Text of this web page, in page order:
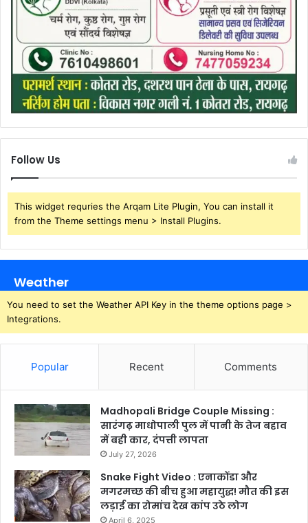
Follow Us
This widget requries the Arqam Lite Plugin, You can install it
from the Theme settings menu > Install Plugins.
Weather
You need to set the Weather API Key in the theme options page >
Integrations.
Popular Recent Comments
Madhopali Bridge Couple Missing :
सारंगढ़ माधोपाली पुल में पानी के तेज बहाव
में बही कार, दंपत्ती लापता
July 27, 2026
Snake Fight Video : एनाकोंडा और
मगरमच्छ की बीच हुआ महायुद्ध! मौत की इस
लड़ाई का रोमांच देख कांप उठे लोग
April 6, 2025